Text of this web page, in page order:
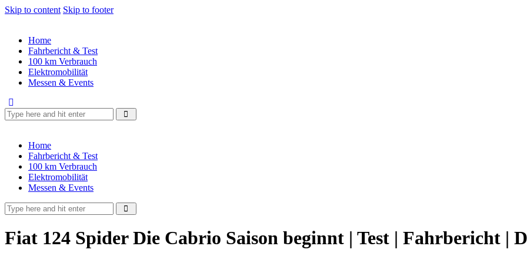
Skip to content Skip to footer
Home
Fahrbericht & Test
100 km Verbrauch
Elektromobilität
Messen & Events
Home
Fahrbericht & Test
100 km Verbrauch
Elektromobilität
Messen & Events
Fiat 124 Spider Die Cabrio Saison beginnt | Test | Fahrbericht |